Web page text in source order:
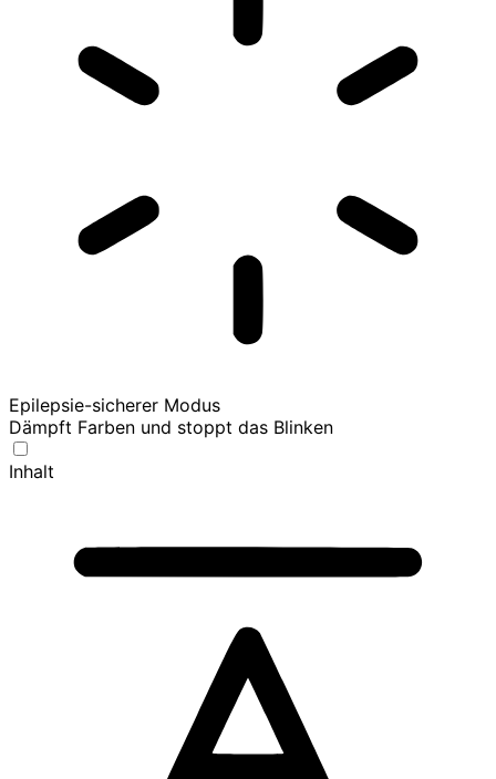
Epilepsie-sicherer Modus
Dämpft Farben und stoppt das Blinken
Inhalt